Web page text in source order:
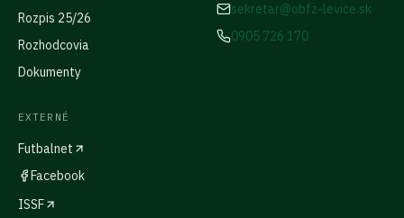
Rozpis 25/26
Rozhodcovia
Dokumenty
sekretar@obfz-levice.sk
0905 726 170
EXTERNÉ
Futbalnet
Facebook
ISSF